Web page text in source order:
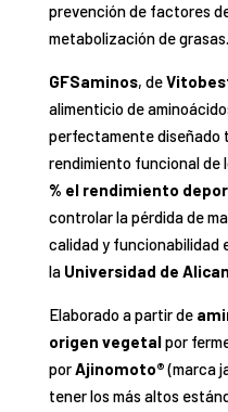
prevención de factores
metabolización de grasas.
GFSaminos, de
alimenticio de
perfectamente diseñado
rendimiento funcional de
% el rendimiento
controlar la pérdida de
calidad y funcionabilidad
la Universidad de
Elaborado a partir de
origen vegetalpor
porAjinomoto®(marca
tener los más altos